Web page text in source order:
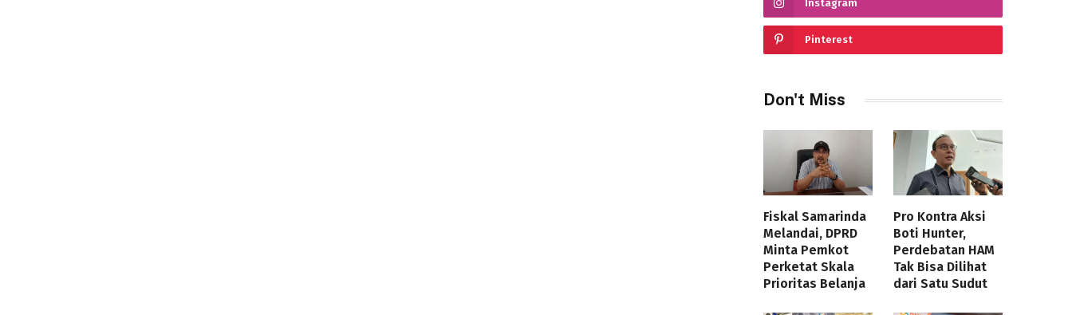
Instagram
Pinterest
Don't Miss
Fiskal Samarinda
Melandai, DPRD
Minta Pemkot
Perketat Skala
Prioritas Belanja
Pro Kontra Aksi
Boti Hunter,
Perdebatan HAM
Tak Bisa Dilihat
dari Satu Sudut